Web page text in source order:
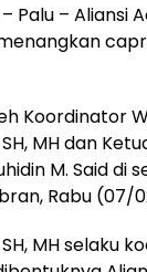
Palu – Aliansi
Koordinator
MH dan
M. Said
Rabu (07/
MH selaku